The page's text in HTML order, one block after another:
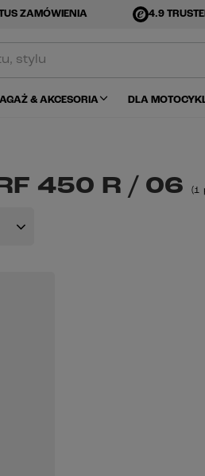
ZAMÓWIENIA 4.9
& AKCESORIA DLA
450 R / 06 (1